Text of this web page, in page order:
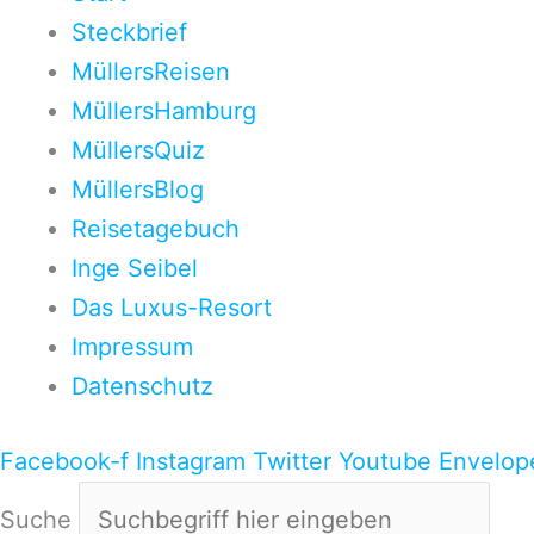
Steckbrief
MüllersReisen
MüllersHamburg
MüllersQuiz
MüllersBlog
Reisetagebuch
Inge Seibel
Das Luxus-Resort
Impressum
Datenschutz
Facebook-f Instagram Twitter Youtube
Suche